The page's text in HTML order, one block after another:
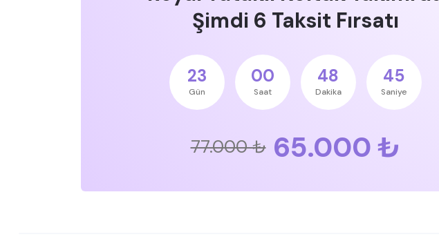
Şimdi 6 Taksit Fırsatı
23
Gün
00
Saat
48
Dakika
45
Saniye
77.000 ₺ 65.000 ₺